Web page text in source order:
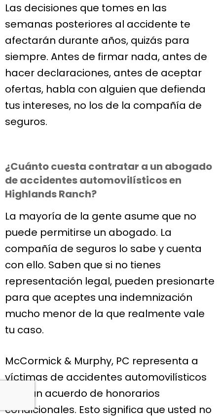
Las decisiones que tomes en las
semanas posteriores al accidente te
afectarán durante años, quizás para
siempre. Antes de firmar nada, antes de
hacer declaraciones, antes de aceptar
ofertas, habla con alguien que defienda
tus intereses, no los de la compañía de
seguros.
¿Cuánto cuesta contratar a un abogado
de accidentes automovilísticos en
Highlands Ranch?
La mayoría de la gente asume que no
puede permitirse un abogado. La
compañía de seguros lo sabe y cuenta
con ello. Saben que si no tienes
representación legal, pueden presionarte
para que aceptes una indemnización
mucho menor de la que realmente vale
tu caso.
McCormick & Murphy, PC representa a
víctimas de accidentes automovilísticos
bajo un acuerdo de honorarios
condicionales. Esto significa que usted no